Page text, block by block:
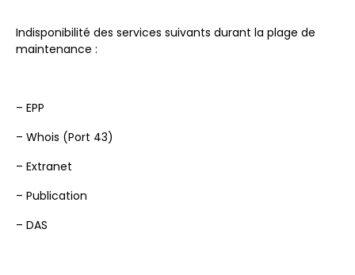
Indisponibilité des services suivants durant la plage de
maintenance :
– EPP
– Whois (Port 43)
– Extranet
– Publication
– DAS